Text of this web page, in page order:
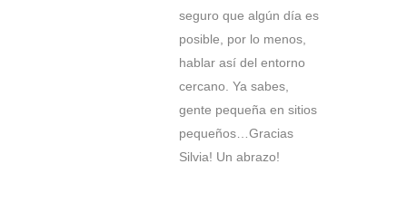
seguro que algún día es
posible, por lo menos,
hablar así del entorno
cercano. Ya sabes,
gente pequeña en sitios
pequeños…Gracias
Silvia! Un abrazo!